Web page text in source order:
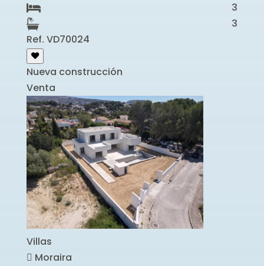
3
3
Ref. VD70024
Nueva construcción
Venta
Villas
Moraira